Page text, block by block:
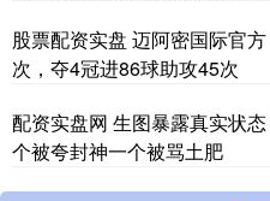
股票配资实盘 迈阿密国际官
次，夺4冠进86球助攻45次
配资实盘网 生图暴露真实状
个被夸封神一个被骂土肥